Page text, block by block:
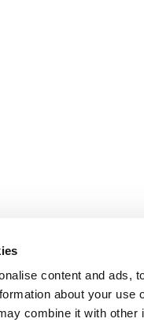
content and ads,
about your
combine it with other